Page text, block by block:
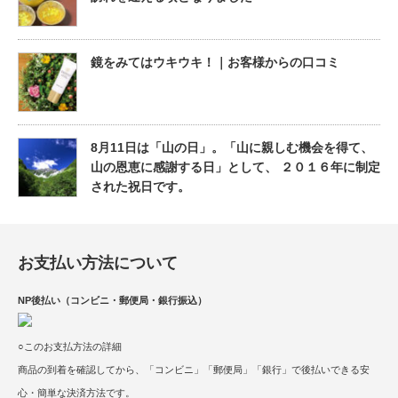
鏡をみてはウキウキ！｜お客様からの口コミ
8月11日は「山の日」。「山に親しむ機会を得て、
山の恩恵に感謝する日」として、 ２０１６年に制定
された祝日です。
お支払い方法について
NP後払い（コンビニ・郵便局・銀行振込）
○このお支払方法の詳細
商品の到着を確認してから、「コンビニ」「郵便局」「銀行」で後払いできる安
心・簡単な決済方法です。